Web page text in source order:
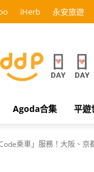
iHerb 永安旅遊
Agoda合集 平遊
乘車」服務！大阪、京